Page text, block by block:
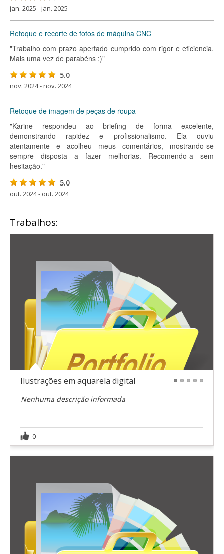
jan. 2025 - jan. 2025
Retoque e recorte de fotos de máquina CNC
"Trabalho com prazo apertado cumprido com rigor e eficiencia.
Mais uma vez de parabéns ;)"
5.0
nov. 2024 - nov. 2024
Retoque de imagem de peças de roupa
"Karine respondeu ao briefing de forma excelente,
demonstrando rapidez e profissionalismo. Ela ouviu
atentamente e acolheu meus comentários, mostrando-se
sempre disposta a fazer melhorias. Recomendo-a sem
hesitação."
5.0
out. 2024 - out. 2024
Trabalhos:
Ilustrações em aquarela digital
Nenhuma descrição informada
0